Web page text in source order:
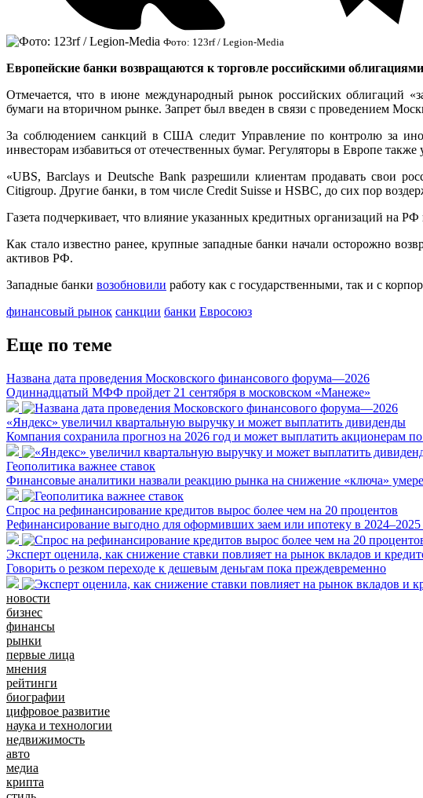
Фото: 123rf / Legion-Media
Европейские банки возвращаются к торговле российскими
Отмечается, что в июне международный рынок российских облигаций
бумаги на вторичном рынке. Запрет был введен в связи с проведением
За соблюдением санкций в США следит Управление по контролю за
инвесторам избавиться от отечественных бумаг. Регуляторы в Европе
«UBS, Barclays и Deutsche Bank разрешили клиентам продавать свои
Citigroup. Другие банки, в том числе Credit Suisse и HSBC, до сих пор
Газета подчеркивает, что влияние указанных кредитных организаций на
Как стало известно ранее, крупные западные банки начали осторожно
активов РФ.
Западные банки возобновили работу как с государственными, так и с
финансовый рынок санкции банки Евросоюз
Еще по теме
Названа дата проведения Московского финансового форума—2026
Одиннадцатый МФФ пройдет 21 сентября в московском «Манеже»
«Яндекс» увеличил квартальную выручку и может выплатить дивиденды
Компания сохранила прогноз на 2026 год и может выплатить акционерам
Геополитика важнее ставок
Финансовые аналитики назвали реакцию рынка на снижение «ключа»
Спрос на рефинансирование кредитов вырос более чем на 20 процентов
Рефинансирование выгодно для оформивших заем или ипотеку в 2024–2025
Эксперт оценила, как снижение ставки повлияет на рынок вкладов и
Говорить о резком переходе к дешевым деньгам пока преждевременно
новости
бизнес
финансы
рынки
первые лица
мнения
рейтинги
биографии
цифровое развитие
наука и технологии
недвижимость
авто
медиа
крипта